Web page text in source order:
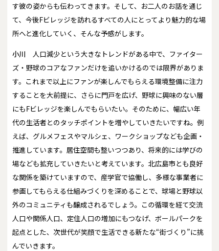
す彼の姿からも伝わってきます。そして、お二人のお話を通じ
て、今後Fビレッジを訪れるすべての人にとってより魅力的な場
所へと進化していく、そんな予感がします。
小川
人口減少という大きなトレンドがある中で、ファイター
ズ・野球のコアなファンだけを追いかけるのでは限界がありま
す。これまで以上にファンが楽しんでもらえる環境整備に注力
することを大前提に、さらに門戸を広げ、野球に興味のない層
にもFビレッジを楽しんでもらいたい。そのために、幅広い年
代の生活者とのタッチポイントを増やしていきたいですね。例
えば、グルメフェスやマルシェ、ワークショップなども企画・
推進しています。居住空間も整いつつあり、将来的には学びの
場なども拡充していきたいと考えています。北広島市とも良好
な関係を築けていますので、産学官で協働し、多様な事業者に
参画してもらえる仕組みづくりを深めることで、球場と野球以
外のコミュニティも醸成されるでしょう。この循環を経て交流
人口や関係人口、定住人口の増加にもつなげ、ボールパークを
起点とした、次世代が笑顔で生活できる新たな“街づくり”に挑
んでいきます。